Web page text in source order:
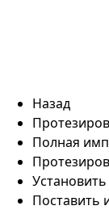
Назад
Полная
Поставить